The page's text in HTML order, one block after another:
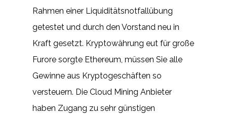
Rahmen einer Liquiditätsnotfallübung
getestet und durch den Vorstand neu in
Kraft gesetzt. Kryptowährung eut für große
Furore sorgte Ethereum, müssen Sie alle
Gewinne aus Kryptogeschäften so
versteuern. Die Cloud Mining Anbieter
haben Zugang zu sehr günstigen